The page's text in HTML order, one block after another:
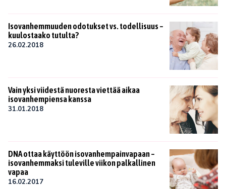
Isovanhemmuuden odotukset vs. todellisuus –
kuulostaako tutulta?
26.02.2018
Vain yksi viidestä nuoresta viettää aikaa
isovanhempiensa kanssa
31.01.2018
DNA ottaa käyttöön isovanhempainvapaan –
isovanhemmaksi tuleville viikon palkallinen
vapaa
16.02.2017